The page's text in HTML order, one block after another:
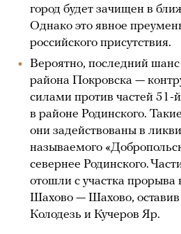
город будет зачищен в
Однако это явное
российского присутствия.
Вероятно, последний
района Покровска —
силами против частей 51-
в районе Родинского.
они задействованы в
называемого
севернее Родинского.
отошли с участка
Шахово — Шахово, оставив
Колодезь и Кучеров Яр.